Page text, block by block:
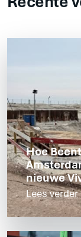
Hoe
nieuwe
Lees verder